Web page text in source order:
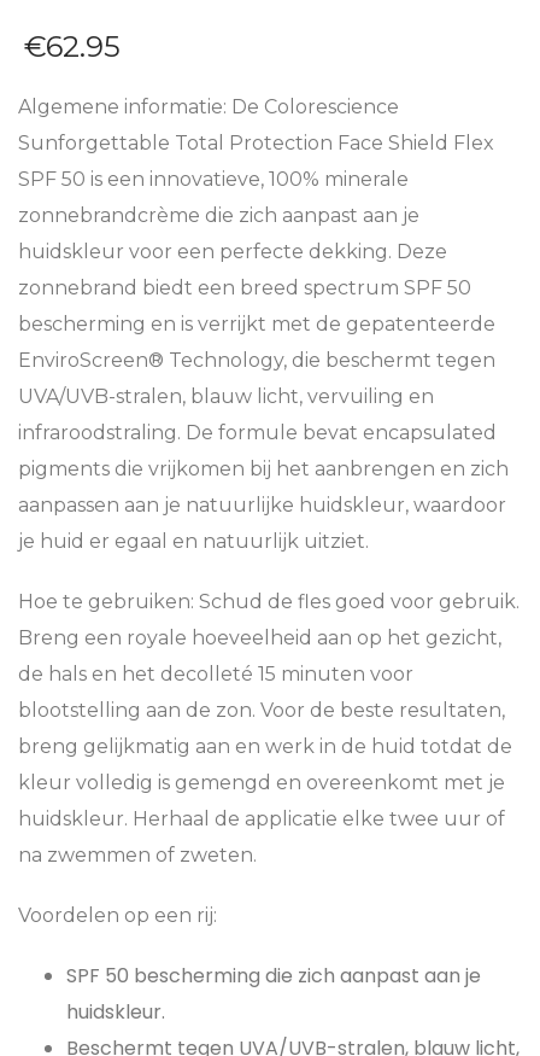
€62.95
Algemene informatie: De Colorescience
Sunforgettable Total Protection Face Shield Flex
SPF 50 is een innovatieve, 100% minerale
zonnebrandcrème die zich aanpast aan je
huidskleur voor een perfecte dekking. Deze
zonnebrand biedt een breed spectrum SPF 50
bescherming en is verrijkt met de gepatenteerde
EnviroScreen® Technology, die beschermt tegen
UVA/UVB-stralen, blauw licht, vervuiling en
infraroodstraling. De formule bevat encapsulated
pigments die vrijkomen bij het aanbrengen en zich
aanpassen aan je natuurlijke huidskleur, waardoor
je huid er egaal en natuurlijk uitziet.
Hoe te gebruiken: Schud de fles goed voor gebruik.
Breng een royale hoeveelheid aan op het gezicht,
de hals en het decolleté 15 minuten voor
blootstelling aan de zon. Voor de beste resultaten,
breng gelijkmatig aan en werk in de huid totdat de
kleur volledig is gemengd en overeenkomt met je
huidskleur. Herhaal de applicatie elke twee uur of
na zwemmen of zweten.
Voordelen op een rij:
SPF 50 bescherming die zich aanpast aan je
huidskleur.
Beschermt tegen UVA/UVB-stralen, blauw licht,